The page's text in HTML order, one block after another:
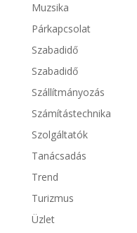
Muzsika
Párkapcsolat
Szabadidő
Szabadidő
Szállítmányozás
Számítástechnika
Szolgáltatók
Tanácsadás
Trend
Turizmus
Üzlet